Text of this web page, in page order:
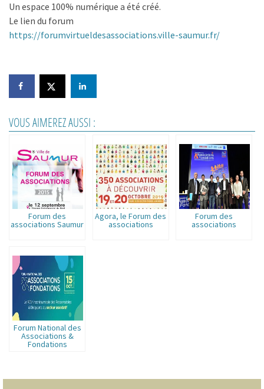
Un espace 100% numérique a été créé.
Le lien du forum
https://forumvirtueldesassociations.ville-saumur.fr/
VOUS AIMEREZ AUSSI :
Forum des
associations Saumur
Agora, le Forum des
associations
Forum des
associations
Forum National des
Associations &
Fondations